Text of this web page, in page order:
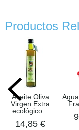
Productos
Aceite Oliva
Virgen Extra
ecológico...
14,85 €